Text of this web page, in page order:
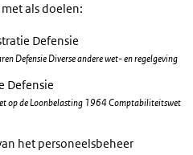
als doelen:
Defensie
Defensie Diverse andere wet- en regelgeving
Defensie
op de Loonbelasting 1964 Comptabiliteitswet
het personeelsbeheer